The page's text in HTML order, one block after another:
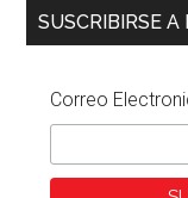
SUSCRIBIRSE
Correo